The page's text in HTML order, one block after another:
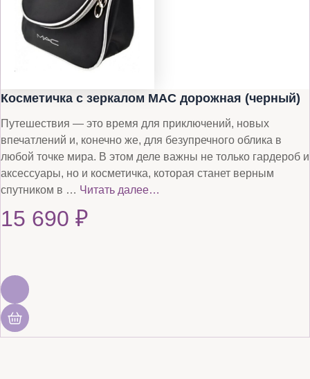
Косметичка с зеркалом MAC дорожная (черный)
Путешествия — это время для приключений, новых
впечатлений и, конечно же, для безупречного облика в
любой точке мира. В этом деле важны не только гардероб и
аксессуары, но и косметичка, которая станет верным
спутником в … Читать далее…
15 690 ₽